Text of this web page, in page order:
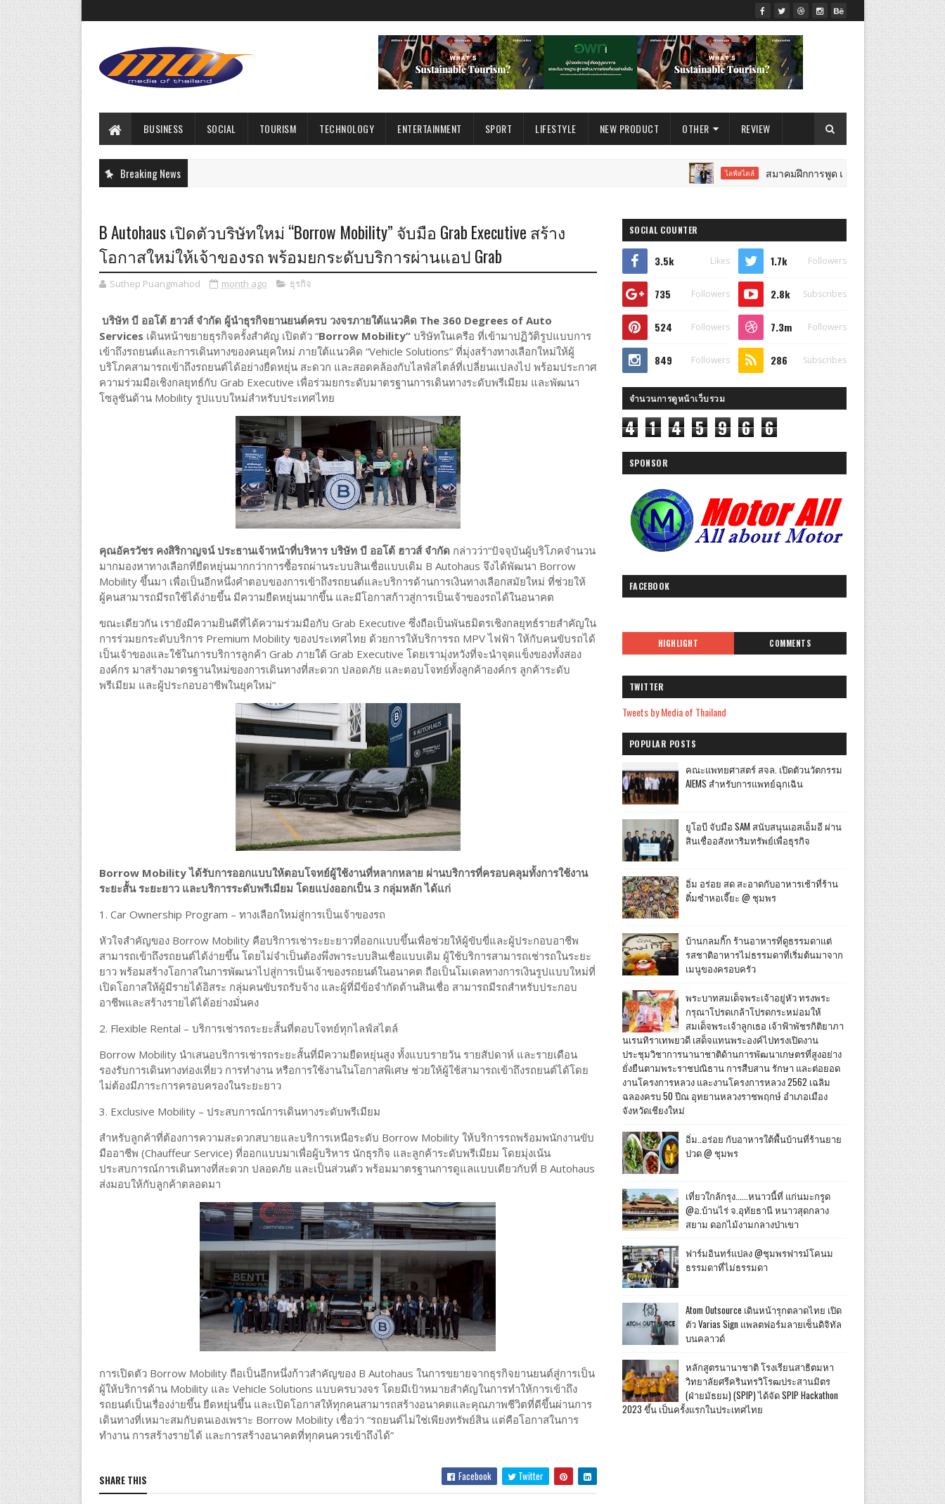
BUSINESS SOCIAL TOURISM TECHNOLOGY ENTERTAINMENT SPORT LIFESTYLE NEW PRODUCT OTHER REVIEW
Breaking News ไลฟ์สไตล์ สมาคมฝึกการพูด แห่งประเทศไทย"The Speech Training
B Autohaus เปิดตัวบริษัทใหม่ “Borrow Mobility” จับมือ Grab Executive สร้าง
โอกาสใหม่ให้เจ้าของรถ พร้อมยกระดับบริการผ่านแอป Grab
Suthep Puangmahod month ago ธุรกิจ
บริษัท บี ออโต้ ฮาวส์ จำกัด ผู้นำธุรกิจยานยนต์ครบ วงจรภายใต้แนวคิด The 360 Degrees of Auto
Services เดินหน้าขยายธุรกิจครั้งสำคัญ เปิดตัว “Borrow Mobility” บริษัทในเครือ ที่เข้ามาปฏิวัติรูปแบบการ
เข้าถึงรถยนต์และการเดินทางของคนยุคใหม่ ภายใต้แนวคิด “Vehicle Solutions” ที่มุ่งสร้างทางเลือกใหม่ให้ผู้
บริโภคสามารถเข้าถึงรถยนต์ได้อย่างยืดหยุ่น สะดวก และสอดคล้องกับไลฟ์สไตล์ที่เปลี่ยนแปลงไป พร้อมประกาศ
ความร่วมมือเชิงกลยุทธ์กับ Grab Executive เพื่อร่วมยกระดับมาตรฐานการเดินทางระดับพรีเมียม และพัฒนา
โซลูชันด้าน Mobility รูปแบบใหม่สำหรับประเทศไทย
คุณอัครวัชร คงสิริกาญจน์ ประธานเจ้าหน้าที่บริหาร บริษัท บี ออโต้ ฮาวส์ จำกัดกล่าวว่า“ปัจจุบันผู้บริโภคจำนวน
มากมองหาทางเลือกที่ยืดหยุ่นมากกว่าการซื้อรถผ่านระบบสินเชื่อแบบเดิม B Autohaus จึงได้พัฒนา Borrow
Mobility ขึ้นมา เพื่อเป็นอีกหนึ่งคำตอบของการเข้าถึงรถยนต์และบริการด้านการเงินทางเลือกสมัยใหม่ ที่ช่วยให้
ผู้คนสามารถมีรถใช้ได้ง่ายขึ้น มีความยืดหยุ่นมากขึ้น และมีโอกาสก้าวสู่การเป็นเจ้าของรถได้ในอนาคต
ขณะเดียวกัน เรายังมีความยินดีที่ได้ความร่วมมือกับ Grab Executive ซึ่งถือเป็นพันธมิตรเชิงกลยุทธ์รายสำคัญใน
การร่วมยกระดับบริการ Premium Mobility ของประเทศไทย ด้วยการให้บริการรถ MPV ไฟฟ้า ให้กับคนขับรถได้
เป็นเจ้าของและใช้ในการบริการลูกค้า Grab ภายใต้ Grab Executive โดยเรามุ่งหวังที่จะนำจุดแข็งของทั้งสอง
องค์กร มาสร้างมาตรฐานใหม่ของการเดินทางที่สะดวก ปลอดภัย และตอบโจทย์ทั้งลูกค้าองค์กร ลูกค้าระดับ
พรีเมียม และผู้ประกอบอาชีพในยุคใหม่”
Borrow Mobility ได้รับการออกแบบให้ตอบโจทย์ผู้ใช้งานที่หลากหลาย ผ่านบริการที่ครอบคลุมทั้งการใช้งาน
ระยะสั้น ระยะยาว และบริการระดับพรีเมียม โดยแบ่งออกเป็น 3 กลุ่มหลัก ได้แก่
1. Car Ownership Program – ทางเลือกใหม่สู่การเป็นเจ้าของรถ
หัวใจสำคัญของ Borrow Mobility คือบริการเช่าระยะยาวที่ออกแบบขึ้นเพื่อช่วยให้ผู้ขับขี่และผู้ประกอบอาชีพ
สามารถเข้าถึงรถยนต์ได้ง่ายขึ้น โดยไม่จำเป็นต้องพึ่งพาระบบสินเชื่อแบบเดิม ผู้ใช้บริการสามารถเช่ารถในระยะ
ยาว พร้อมสร้างโอกาสในการพัฒนาไปสู่การเป็นเจ้าของรถยนต์ในอนาคต ถือเป็นโมเดลทางการเงินรูปแบบใหม่ที่
เปิดโอกาสให้ผู้มีรายได้อิสระ กลุ่มคนขับรถรับจ้าง และผู้ที่มีข้อจำกัดด้านสินเชื่อ สามารถมีรถสำหรับประกอบ
อาชีพและสร้างรายได้ได้อย่างมั่นคง
2. Flexible Rental – บริการเช่ารถระยะสั้นที่ตอบโจทย์ทุกไลฟ์สไตล์
Borrow Mobility นำเสนอบริการเช่ารถระยะสั้นที่มีความยืดหยุ่นสูง ทั้งแบบรายวัน รายสัปดาห์ และรายเดือน
รองรับการเดินทางท่องเที่ยว การทำงาน หรือการใช้งานในโอกาสพิเศษ ช่วยให้ผู้ใช้สามารถเข้าถึงรถยนต์ได้โดย
ไม่ต้องมีภาระการครอบครองในระยะยาว
3. Exclusive Mobility – ประสบการณ์การเดินทางระดับพรีเมียม
สำหรับลูกค้าที่ต้องการความสะดวกสบายและบริการเหนือระดับ Borrow Mobility ให้บริการรถพร้อมพนักงานขับ
มืออาชีพ (Chauffeur Service) ที่ออกแบบมาเพื่อผู้บริหาร นักธุรกิจ และลูกค้าระดับพรีเมียม โดยมุ่งเน้น
ประสบการณ์การเดินทางที่สะดวก ปลอดภัย และเป็นส่วนตัว พร้อมมาตรฐานการดูแลแบบเดียวกับที่ B Autohaus
ส่งมอบให้กับลูกค้าตลอดมา
การเปิดตัว Borrow Mobility ถือเป็นอีกหนึ่งก้าวสำคัญของ B Autohaus ในการขยายจากธุรกิจยานยนต์สู่การเป็น
ผู้ให้บริการด้าน Mobility และ Vehicle Solutions แบบครบวงจร โดยมีเป้าหมายสำคัญในการทำให้การเข้าถึง
รถยนต์เป็นเรื่องง่ายขึ้น ยืดหยุ่นขึ้น และเปิดโอกาสให้ทุกคนสามารถสร้างอนาคตและคุณภาพชีวิตที่ดีขึ้นผ่านการ
เดินทางที่เหมาะสมกับตนเองเพราะ Borrow Mobility เชื่อว่า “รถยนต์ไม่ใช่เพียงทรัพย์สิน แต่คือโอกาสในการ
ทำงาน การสร้างรายได้ และการสร้างอนาคตที่ทุกคนควรเข้าถึงได้”
SHARE THIS Facebook Twitter
SOCIAL COUNTER
3.5k Likes 1.7k Followers
735 Followers 2.8k Subscribes
524 Followers 7.3m Followers
849 Followers 286 Subscribes
จำนวนการดูหน้าเว็บรวม
4 1 4 5 9 6 6
SPONSOR
FACEBOOK
HIGHLIGHT COMMENTS
TWITTER
Tweets by Media of Thailand
POPULAR POSTS
คณะแพทยศาสตร์ สจล. เปิดตัวนวัตกรรม
AIEMS สำหรับการแพทย์ฉุกเฉิน
ยูโอบี จับมือ SAM สนับสนุนเอสเอ็มอี ผ่าน
สินเชื่ออสังหาริมทรัพย์เพื่อธุรกิจ
อิ่ม อร่อย สด สะอาดกับอาหารเช้าที่ร้าน
ติ๋มซำหอเจี๊ยะ @ ชุมพร
บ้านกลมกิ๊ก ร้านอาหารที่ดูธรรมดาแต่
รสชาติอาหารไม่ธรรมดาที่เริ่มต้นมาจาก
เมนูของครอบครัว
พระบาทสมเด็จพระเจ้าอยู่หัว ทรงพระ
กรุณาโปรดเกล้าโปรดกระหม่อมให้
สมเด็จพระเจ้าลูกเธอ เจ้าฟ้าพัชรกิติยาภา
นเรนทิราเทพยวดี เสด็จแทนพระองค์ไปทรงเปิดงาน
ประชุมวิชาการนานาชาติด้านการพัฒนาเกษตรที่สูงอย่าง
ยั่งยืนตามพระราชปณิธาน การสืบสาน รักษา และต่อยอด
งานโครงการหลวง และงานโครงการหลวง 2562 เฉลิม
ฉลองครบ 50 ปีณ อุทยานหลวงราชพฤกษ์ อำเภอเมือง
จังหวัดเชียงใหม่
อิ่ม..อร่อย กับอาหารใต้พื้นบ้านที่ร้านยาย
ปวด @ ชุมพร
เที่ยวใกล้กรุง......หนาวนี้ที่ แก่นมะกรูด
@อ.บ้านไร่ จ.อุทัยธานี หนาวสุดกลาง
สยาม ดอกไม้งามกลางป่าเขา
ฟาร์มอินทร์แปลง @ชุมพรฟารม์โคนม
ธรรมดาที่ไม่ธรรมดา
Atom Outsource เดินหน้ารุกตลาดไทย เปิด
ตัว Varias Sign แพลตฟอร์มลายเซ็นดิจิทัล
บนคลาวด์
หลักสูตรนานาชาติ โรงเรียนสาธิตมหา
วิทยาลัยศรีครินทรวิโรฒประสานมิตร
(ฝ่ายมัธยม) (SPIP) ได้จัด SPIP Hackathon
2023 ขึ้น เป็นครั้งแรกในประเทศไทย